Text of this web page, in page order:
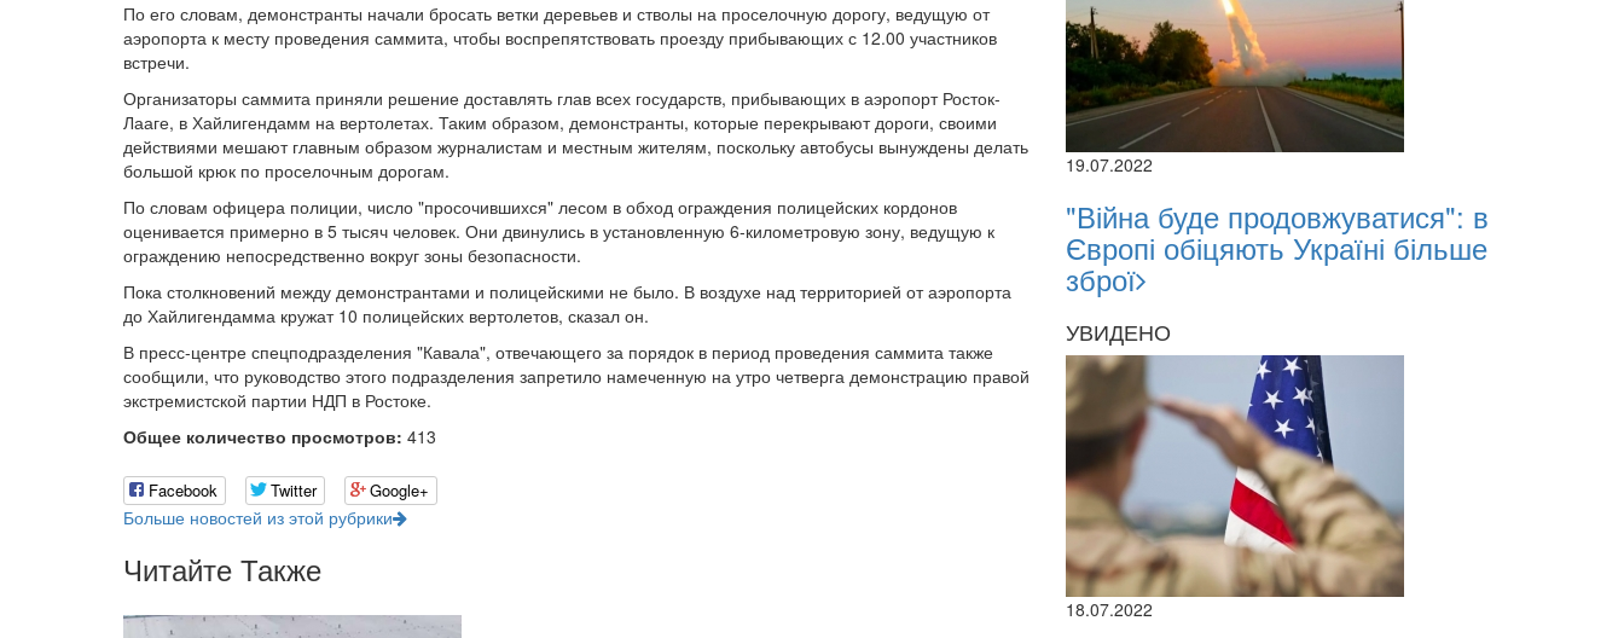
По его словам, демонстранты начали бросать ветки деревьев и стволы на проселочную дорогу, ведущую от
аэропорта к месту проведения саммита, чтобы воспрепятствовать проезду прибывающих с 12.00 участников
встречи.
Организаторы саммита приняли решение доставлять глав всех государств, прибывающих в аэропорт Росток-
Лааге, в Хайлигендамм на вертолетах. Таким образом, демонстранты, которые перекрывают дороги, своими
действиями мешают главным образом журналистам и местным жителям, поскольку автобусы вынуждены делать
большой крюк по проселочным дорогам.
По словам офицера полиции, число "просочившихся" лесом в обход ограждения полицейских кордонов
оценивается примерно в 5 тысяч человек. Они двинулись в установленную 6-километровую зону, ведущую к
ограждению непосредственно вокруг зоны безопасности.
Пока столкновений между демонстрантами и полицейскими не было. В воздухе над территорией от аэропорта
до Хайлигендамма кружат 10 полицейских вертолетов, сказал он.
В пресс-центре спецподразделения "Кавала", отвечающего за порядок в период проведения саммита также
сообщили, что руководство этого подразделения запретило намеченную на утро четверга демонстрацию правой
экстремистской партии НДП в Ростоке.
Общее количество просмотров: 413
Facebook Twitter Google+
Больше новостей из этой рубрики
Читайте Также
19.07.2022
"Війна буде продовжуватися": в
Європі обіцяють Україні більше
зброї
УВИДЕНО
18.07.2022